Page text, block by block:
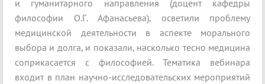
и гуманитарного направления (доцент кафедры
философии О.Г. Афанасьева), осветили проблему
медицинской деятельности в аспекте морального
выбора и долга, и показали, насколько тесно медицина
соприкасается с философией. Тематика вебинара
входит в план научно-исследовательских мероприятий